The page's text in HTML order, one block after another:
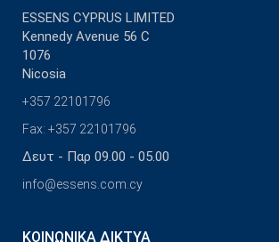
ESSENS CYPRUS LIMITED
Kennedy Avenue 56 C
1076
Nicosia
+357 22101796
Fax: +357 22101796
Δευτ - Παρ 09.00 - 05.00
info@essens.com.cy
ΚΟΙΝΩΝΙΚΆ ΔΊΚΤΥΑ